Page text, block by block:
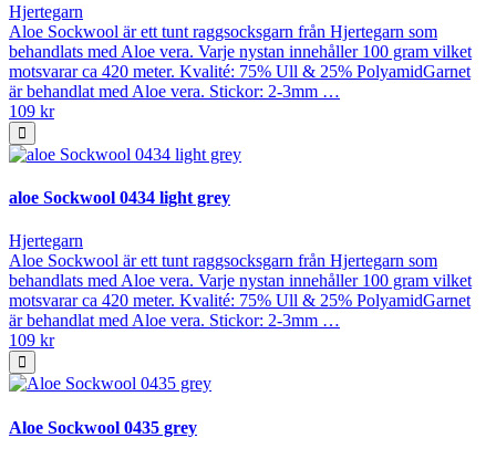
Hjertegarn
Aloe Sockwool är ett tunt raggsocksgarn från Hjertegarn som
behandlats med Aloe vera. Varje nystan innehåller 100 gram vilket
motsvarar ca 420 meter. Kvalité: 75% Ull & 25% PolyamidGarnet
är behandlat med Aloe vera. Stickor: 2-3mm …
109 kr
aloe Sockwool 0434 light grey
Hjertegarn
Aloe Sockwool är ett tunt raggsocksgarn från Hjertegarn som
behandlats med Aloe vera. Varje nystan innehåller 100 gram vilket
motsvarar ca 420 meter. Kvalité: 75% Ull & 25% PolyamidGarnet
är behandlat med Aloe vera. Stickor: 2-3mm …
109 kr
Aloe Sockwool 0435 grey